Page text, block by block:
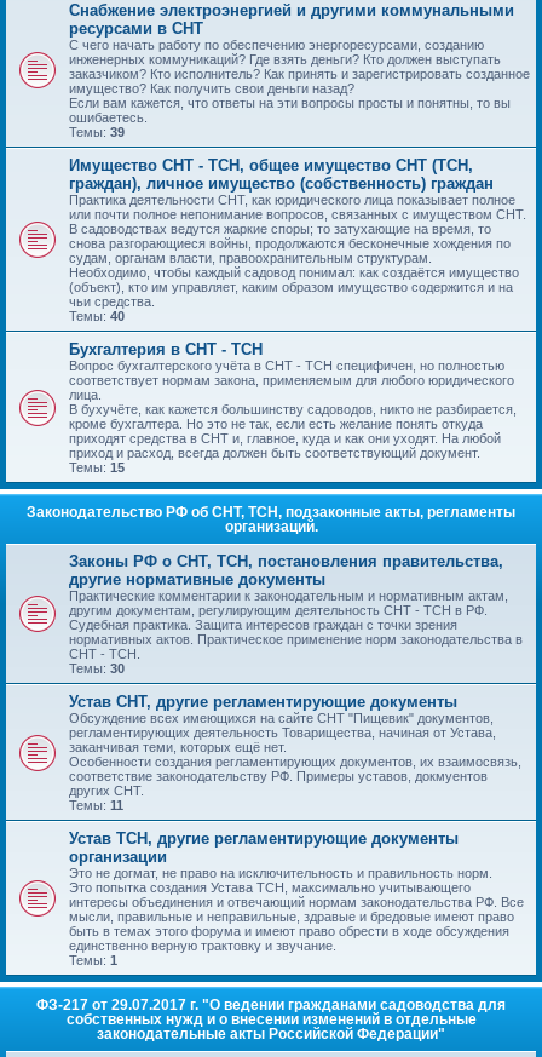
Снабжение электроэнергией и другими коммунальными
ресурсами в СНТ
С чего начать работу по обеспечению энергоресурсами, созданию
инженерных коммуникаций? Где взять деньги? Кто должен выступать
заказчиком? Кто исполнитель? Как принять и зарегистрировать созданное
имущество? Как получить свои деньги назад?
Если вам кажется, что ответы на эти вопросы просты и понятны, то вы
ошибаетесь.
Темы: 39
Имущество СНТ - ТСН, общее имущество СНТ (ТСН,
граждан), личное имущество (собственность) граждан
Практика деятельности СНТ, как юридического лица показывает полное
или почти полное непонимание вопросов, связанных с имуществом СНТ.
В садоводствах ведутся жаркие споры; то затухающие на время, то
снова разгорающиеся войны, продолжаются бесконечные хождения по
судам, органам власти, правоохранительным структурам.
Необходимо, чтобы каждый садовод понимал: как создаётся имущество
(объект), кто им управляет, каким образом имущество содержится и на
чьи средства.
Темы: 40
Бухгалтерия в СНТ - ТСН
Вопрос бухгалтерского учёта в СНТ - ТСН специфичен, но полностью
соответствует нормам закона, применяемым для любого юридического
лица.
В бухучёте, как кажется большинству садоводов, никто не разбирается,
кроме бухгалтера. Но это не так, если есть желание понять откуда
приходят средства в СНТ и, главное, куда и как они уходят. На любой
приход и расход, всегда должен быть соответствующий документ.
Темы: 15
Законодательство РФ об СНТ, ТСН, подзаконные акты, регламенты
организаций.
Законы РФ о СНТ, ТСН, постановления правительства,
другие нормативные документы
Практические комментарии к законодательным и нормативным актам,
другим документам, регулирующим деятельность СНТ - ТСН в РФ.
Судебная практика. Защита интересов граждан с точки зрения
нормативных актов. Практическое применение норм законодательства в
СНТ - ТСН.
Темы: 30
Устав СНТ, другие регламентирующие документы
Обсуждение всех имеющихся на сайте СНТ "Пищевик" документов,
регламентирующих деятельность Товарищества, начиная от Устава,
заканчивая теми, которых ещё нет.
Особенности создания регламентирующих документов, их взаимосвязь,
соответствие законодательству РФ. Примеры уставов, докмуентов
других СНТ.
Темы: 11
Устав ТСН, другие регламентирующие документы
организации
Это не догмат, не право на исключительность и правильность норм.
Это попытка создания Устава ТСН, максимально учитывающего
интересы объединения и отвечающий нормам законодательства РФ. Все
мысли, правильные и неправильные, здравые и бредовые имеют право
быть в темах этого форума и имеют право обрести в ходе обсуждения
единственно верную трактовку и звучание.
Темы: 1
ФЗ-217 от 29.07.2017 г. "О ведении гражданами садоводства для
собственных нужд и о внесении изменений в отдельные
законодательные акты Российской Федерации"